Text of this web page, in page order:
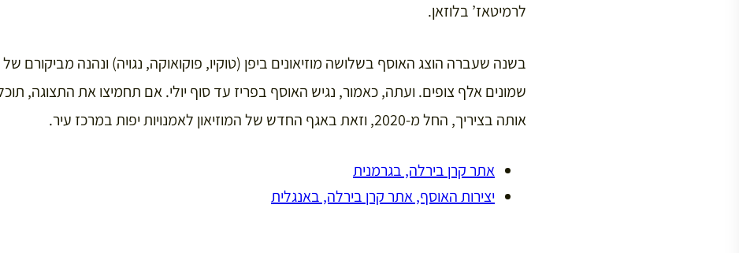
לרמיטאז’ בלוזאן.
בשנה שעברה הוצג האוסף בשלושה מוזיאונים ביפן (טוקיו, פוקואוקה, נגויה) ונהנה מביקורם
שמונים אלף צופים. ועתה, כאמור, נגיש האוסף בפריז עד סוף יולי. אם תחמיצו את התצוגה,
אותה בציריך, החל מ-2020, וזאת באגף החדש של המוזיאון לאמנויות יפות במרכז עיר.
אתר קרן בירלה, בגרמנית
יצירות האוסף, אתר קרן בירלה, באנגלית